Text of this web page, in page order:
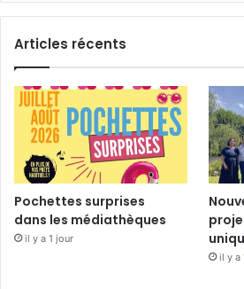
Articles récents
Pochettes surprises
dans les médiathèques
il y a 1 jour
il y a